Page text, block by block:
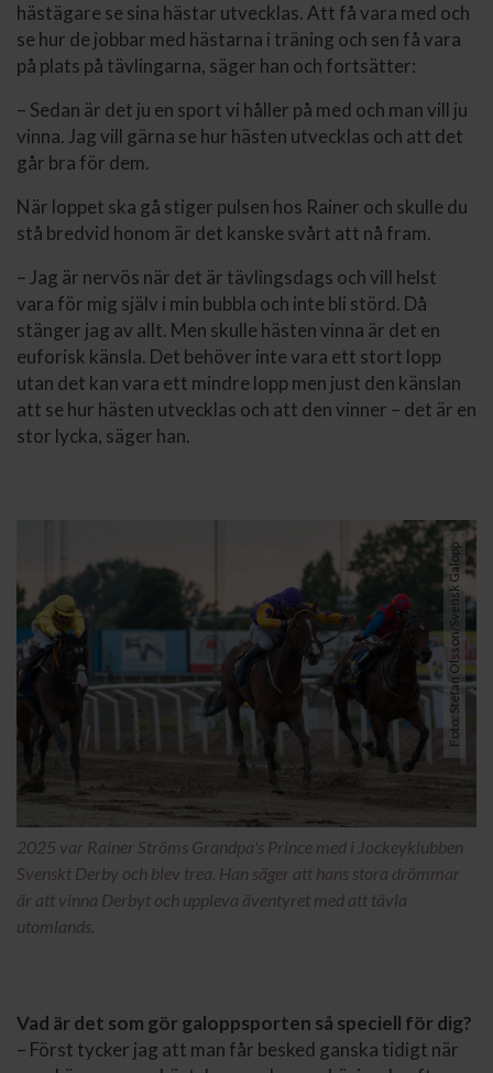
hästägare se sina hästar utvecklas. Att få vara med och
se hur de jobbar med hästarna i träning och sen få vara
på plats på tävlingarna, säger han och fortsätter:
– Sedan är det ju en sport vi håller på med och man vill ju
vinna. Jag vill gärna se hur hästen utvecklas och att det
går bra för dem.
När loppet ska gå stiger pulsen hos Rainer och skulle du
stå bredvid honom är det kanske svårt att nå fram.
– Jag är nervös när det är tävlingsdags och vill helst
vara för mig själv i min bubbla och inte bli störd. Då
stänger jag av allt. Men skulle hästen vinna är det en
euforisk känsla. Det behöver inte vara ett stort lopp
utan det kan vara ett mindre lopp men just den känslan
att se hur hästen utvecklas och att den vinner – det är en
stor lycka, säger han.
Foto: Stefan Olsson/Svensk Galopp
2025 var Rainer Ströms Grandpa's Prince med i Jockeyklubben
Svenskt Derby och blev trea. Han säger att hans stora drömmar
är att vinna Derbyt och uppleva äventyret med att tävla
utomlands.
Vad är det som gör galoppsporten så speciell för dig?
– Först tycker jag att man får besked ganska tidigt när